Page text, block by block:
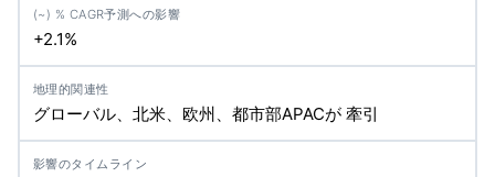
+2.1%
グローバル、北米、欧州、都市部APACが 牽引